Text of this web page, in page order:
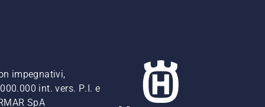
impegnativi,
int. vers. P.I. e
SpA